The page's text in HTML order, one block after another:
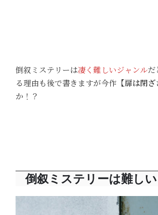
倒叙ミステリーは凄く難しいジャンルだ
る理由も後で書きますが今作 【扉は閉
か！？
倒叙ミステリーは難し